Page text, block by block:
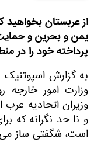
از عربستان بخواهید
یمن و بحرین و
پرداخته خود را در
به گزارش
وزارت امور خارجه
وزیران اتحادیه
و نا حد نگرانه که
است، شگفتی ساز می